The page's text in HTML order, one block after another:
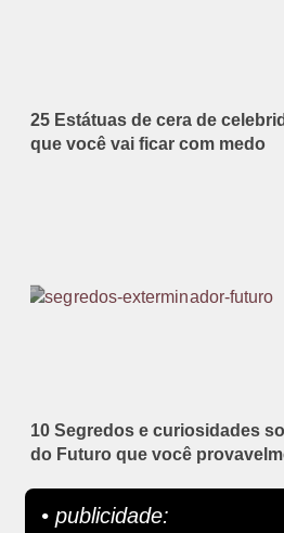
25 Estátuas de cera de
que você vai ficar com medo
10 Segredos e curiosidades
do Futuro que você
• publicidade: